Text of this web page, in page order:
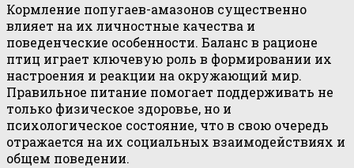
Кормление попугаев-амазонов существенно
влияет на их личностные качества и
поведенческие особенности. Баланс в рационе
птиц играет ключевую роль в формировании их
настроения и реакции на окружающий мир.
Правильное питание помогает поддерживать не
только физическое здоровье, но и
психологическое состояние, что в свою очередь
отражается на их социальных взаимодействиях и
общем поведении.